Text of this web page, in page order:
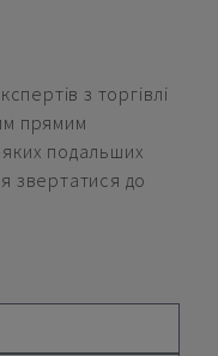
з торгівлі
прямим
подальших
звертатися до